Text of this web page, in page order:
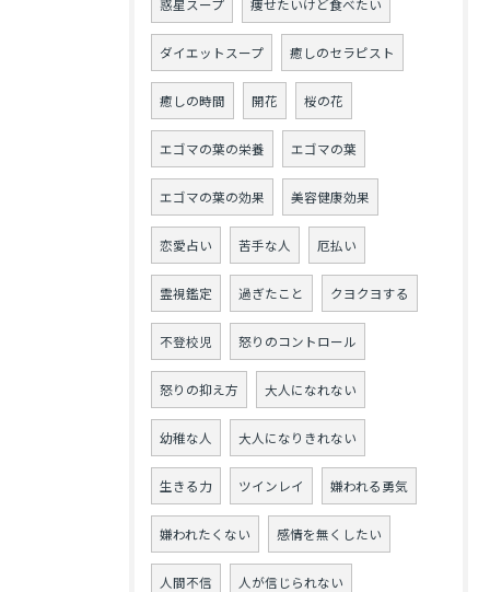
惑星スープ 痩せたいけど食べたい
ダイエットスープ 癒しのセラピスト
癒しの時間 開花 桜の花
エゴマの葉の栄養 エゴマの葉
エゴマの葉の効果 美容健康効果
恋愛占い 苦手な人 厄払い
霊視鑑定 過ぎたこと クヨクヨする
不登校児 怒りのコントロール
怒りの抑え方 大人になれない
幼稚な人 大人になりきれない
生きる力 ツインレイ 嫌われる勇気
嫌われたくない 感情を無くしたい
人間不信 人が信じられない